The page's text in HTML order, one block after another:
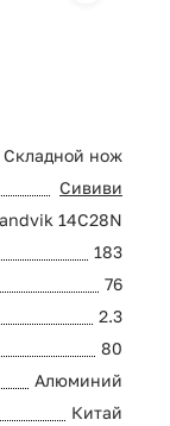
Складной нож
Сививи
14C28N
183
76
2.3
80
Алюминий
Китай